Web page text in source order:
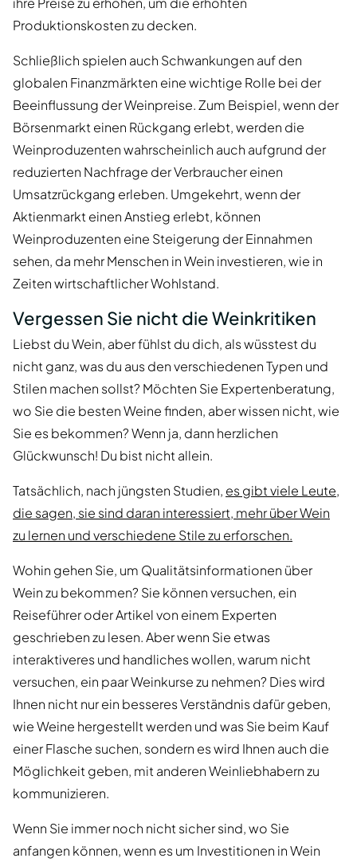
Produktionskosten zu decken.
Schließlich spielen auch Schwankungen auf den
globalen Finanzmärkten eine wichtige Rolle bei der
Beeinflussung der Weinpreise. Zum Beispiel, wenn der
Börsenmarkt einen Rückgang erlebt, werden die
Weinproduzenten wahrscheinlich auch aufgrund der
reduzierten Nachfrage der Verbraucher einen
Umsatzrückgang erleben. Umgekehrt, wenn der
Aktienmarkt einen Anstieg erlebt, können
Weinproduzenten eine Steigerung der Einnahmen
sehen, da mehr Menschen in Wein investieren, wie in
Zeiten wirtschaftlicher Wohlstand.
Vergessen Sie nicht die Weinkritiken
Liebst du Wein, aber fühlst du dich, als wüsstest du
nicht ganz, was du aus den verschiedenen Typen und
Stilen machen sollst? Möchten Sie Expertenberatung,
wo Sie die besten Weine finden, aber wissen nicht, wie
Sie es bekommen? Wenn ja, dann herzlichen
Glückwunsch! Du bist nicht allein.
Tatsächlich, nach jüngsten Studien, es gibt viele Leute,
die sagen, sie sind daran interessiert, mehr über Wein
zu lernen und verschiedene Stile zu erforschen.
Wohin gehen Sie, um Qualitätsinformationen über
Wein zu bekommen? Sie können versuchen, ein
Reiseführer oder Artikel von einem Experten
geschrieben zu lesen. Aber wenn Sie etwas
interaktiveres und handliches wollen, warum nicht
versuchen, ein paar Weinkurse zu nehmen? Dies wird
Ihnen nicht nur ein besseres Verständnis dafür geben,
wie Weine hergestellt werden und was Sie beim Kauf
einer Flasche suchen, sondern es wird Ihnen auch die
Möglichkeit geben, mit anderen Weinliebhabern zu
kommunizieren.
Wenn Sie immer noch nicht sicher sind, wo Sie
anfangen können, wenn es um Investitionen in Wein